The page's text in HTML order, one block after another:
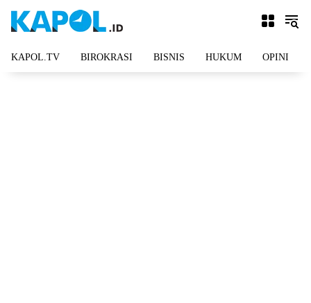
KAPOL.TV BIROKRASI BISNIS HUKUM OPINI